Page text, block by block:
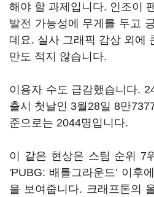
해야 할 과제입니다. 인조이
발전 가능성에 무게를 두고
데요. 실사 그래픽 감상 외에
만도 적지 않습니다.
이용자 수도 급감했습니다.
출시 첫날인 3월28일 8만
준으로는 2044명입니다.
이 같은 현상은 스팀 순위 7
'PUBG: 배틀그라운드' 이후
을 보여줍니다. 크래프톤의